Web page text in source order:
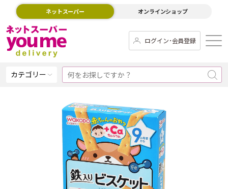
ネットスーパー オンラインショップ
ログイン･会員登録
カテゴリー